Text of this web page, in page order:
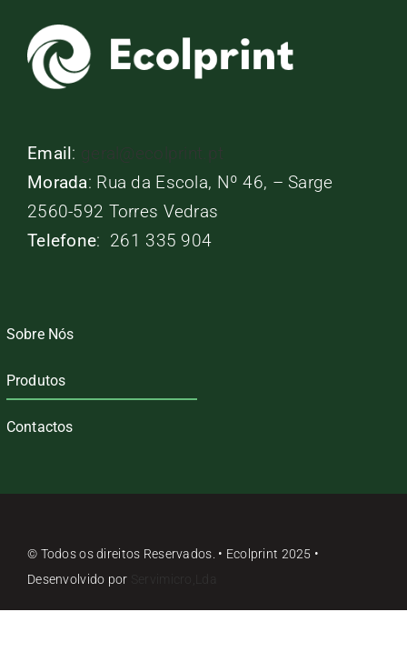
Email: geral@ecolprint.pt
Morada: Rua da Escola, Nº 46, – Sarge
2560-592 Torres Vedras
Telefone: 261 335 904
Sobre Nós
Produtos
Contactos
© Todos os direitos Reservados. • Ecolprint 2025 •
Desenvolvido por